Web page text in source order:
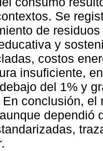
Se
de
y
costos
insuficiente,
del 1% y
conclusión,
dependió